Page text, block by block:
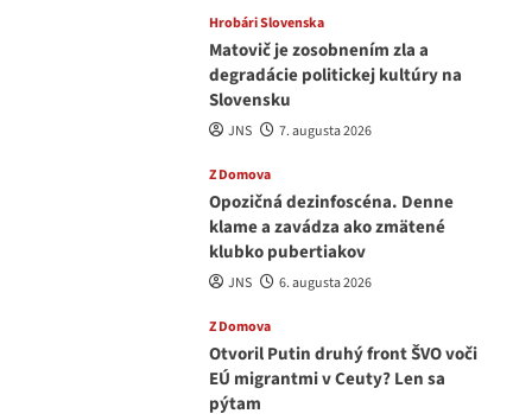
Hrobári Slovenska
Matovič je zosobnením zla a
degradácie politickej kultúry na
Slovensku
JNS 7. augusta 2026
Z Domova
Opozičná dezinfoscéna. Denne
klame a zavádza ako zmätené
klubko pubertiakov
JNS 6. augusta 2026
Z Domova
Otvoril Putin druhý front ŠVO voči
EÚ migrantmi v Ceuty? Len sa
pýtam